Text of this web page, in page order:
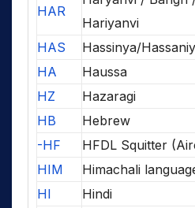
HAR
Hariyanvi
HAS
Hassinya/
HA
Haussa
HZ
Hazaragi
HB
Hebrew
-HF
HFDL Squitter
HIM
Himachali
HI
Hindi